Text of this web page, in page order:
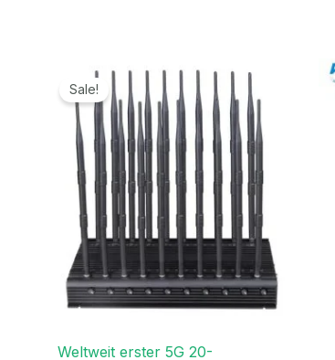
Sale!
Weltweit erster 5G 20-
Preis
war:
1.199,00€
Preis
ist:
699,99€.